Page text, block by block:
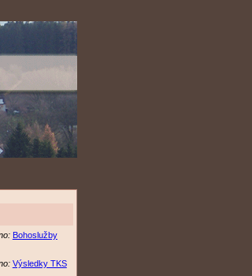
Bohoslužby
Výsledky TKS